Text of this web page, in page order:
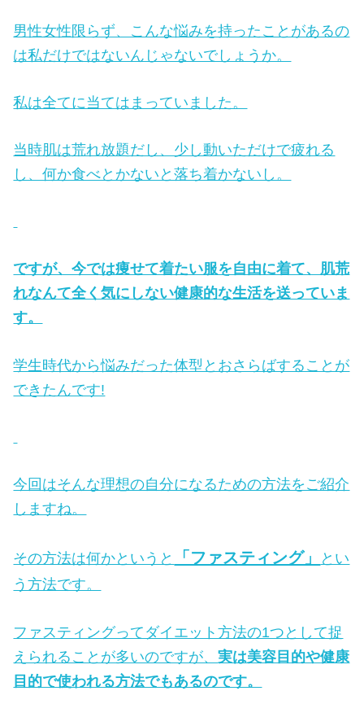
男性女性限らず、こんな悩みを持ったことがあるの
は私だけではないんじゃないでしょうか。
私は全てに当てはまっていました。
当時肌は荒れ放題だし、少し動いただけで疲れる
し、何か食べとかないと落ち着かないし。
ですが、今では痩せて着たい服を自由に着て、肌荒
れなんて全く気にしない健康的な生活を送っていま
す。
学生時代から悩みだった体型とおさらばすることが
できたんです!
今回はそんな理想の自分になるための方法をご紹介
しますね。
その方法は何かというと 「ファスティング」
とい
う方法です。
ファスティングってダイエット方法の1つとして捉
えられることが多いのですが、実は美容目的や健康
目的で使われる方法でもあるのです。